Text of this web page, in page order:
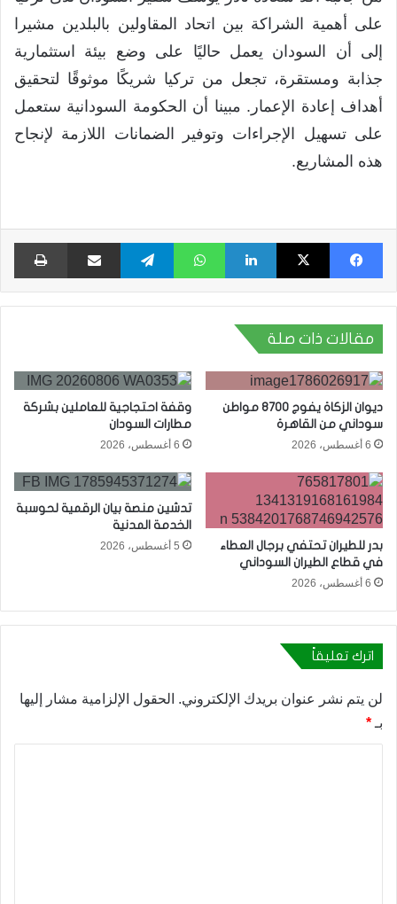
على أهمية الشراكة بين اتحاد المقاولين بالبلدين مشيرا
إلى أن السودان يعمل حاليًا على وضع بيئة استثمارية
جذابة ومستقرة، تجعل من تركيا شريكًا موثوقًا لتحقيق
أهداف إعادة الإعمار. مبينا أن الحكومة السودانية ستعمل
على تسهيل الإجراءات وتوفير الضمانات اللازمة لإنجاح
هذه المشاريع.
فيسبوك X لينكدإن واتساب تيلقرام مشاركة عبر البريد
مقالات ذات صلة
ديوان الزكاة يفوج 8700 مواطن
سوداني من القاهرة
6 أغسطس، 2026
وقفة احتجاجية للعاملين بشركة
مطارات السودان
6 أغسطس، 2026
بدر للطيران تحتفي برجال العطاء
في قطاع الطيران السوداني
6 أغسطس، 2026
تدشين منصة بيان الرقمية لحوسبة
الخدمة المدنية
5 أغسطس، 2026
اترك تعليقاً
لن يتم نشر عنوان بريدك الإلكتروني. الحقول الإلزامية مشار إليها
بـ *